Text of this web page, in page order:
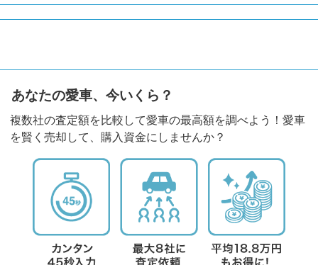
あなたの愛車、今いくら？
複数社の査定額を比較して愛車の最高額を調べよう！愛車
を賢く売却して、購入資金にしませんか？